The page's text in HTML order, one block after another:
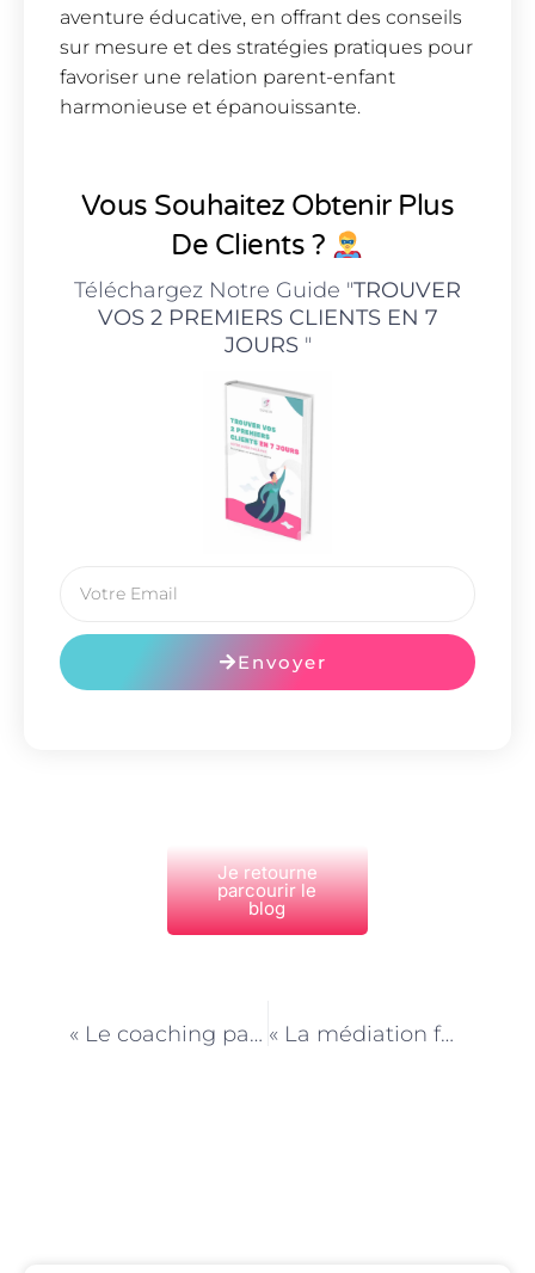
aventure éducative, en offrant des conseils
sur mesure et des stratégies pratiques pour
favoriser une relation parent-enfant
harmonieuse et épanouissante.
Vous Souhaitez Obtenir Plus
De Clients ?
Téléchargez Notre Guide "TROUVER
VOS 2 PREMIERS CLIENTS EN 7
JOURS"
Envoyer
Je retourne
parcourir le
blog
« Le coaching parental à Paris : une approche personnalisée pour chaque parent » « La médiation familiale à Paris : une solution pour éviter les procédures judiciaires longues »